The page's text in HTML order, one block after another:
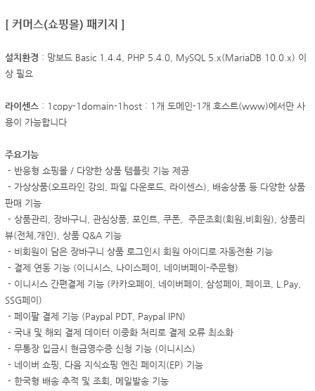
[ 커머스(쇼핑몰) 패키지 ]
설치환경 : 망보드 Basic 1.4.4, PHP 5.4.0, MySQL 5.x(MariaDB 10.0.x) 이
상 필요
라이센스 : 1copy-1domain-1host : 1개 도메인-1개 호스트(www)에서만 사
용이 가능합니다
주요기능
- 반응형 쇼핑몰 / 다양한 상품 템플릿 기능 제공
- 가상상품(오프라인 강의, 파일 다운로드, 라이센스), 배송상품 등 다양한 상품
판매 기능
- 상품관리, 장바구니, 관심상품, 포인트, 쿠폰, 주문조회(회원,비회원), 상품리
뷰(전체,개인), 상품 Q&A 기능
- 비회원이 담은 장바구니 상품 로그인시 회원 아이디로 자동전환 기능
- 결제 연동 기능 (이니시스, 나이스페이, 네이버페이-주문형)
- 이니시스 간편결제 기능 (카카오페이, 네이버페이, 삼성페이, 페이코, L.Pay,
SSG페이)
- 페이팔 결제 기능 (Paypal PDT, Paypal IPN)
- 국내 및 해외 결제 데이터 이중화 처리로 결제 오류 최소화
- 무통장 입금시 현금영수증 신청 기능 (이니시스)
- 네이버 쇼핑, 다음 지식쇼핑 엔진 페이지(EP) 기능
- 한국형 배송 추적 및 조회
, 메일발송 기능